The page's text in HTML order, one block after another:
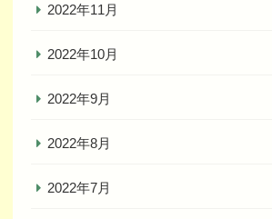
2022年11月
2022年10月
2022年9月
2022年8月
2022年7月